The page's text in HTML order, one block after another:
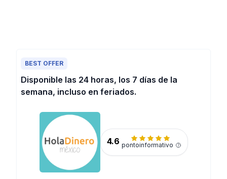
BEST OFFER
Disponible las 24 horas, los 7 días de la
semana, incluso en feriados.
4.6 pontoinformativo